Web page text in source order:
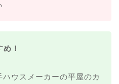
！
ハウスメーカーの平屋のカ